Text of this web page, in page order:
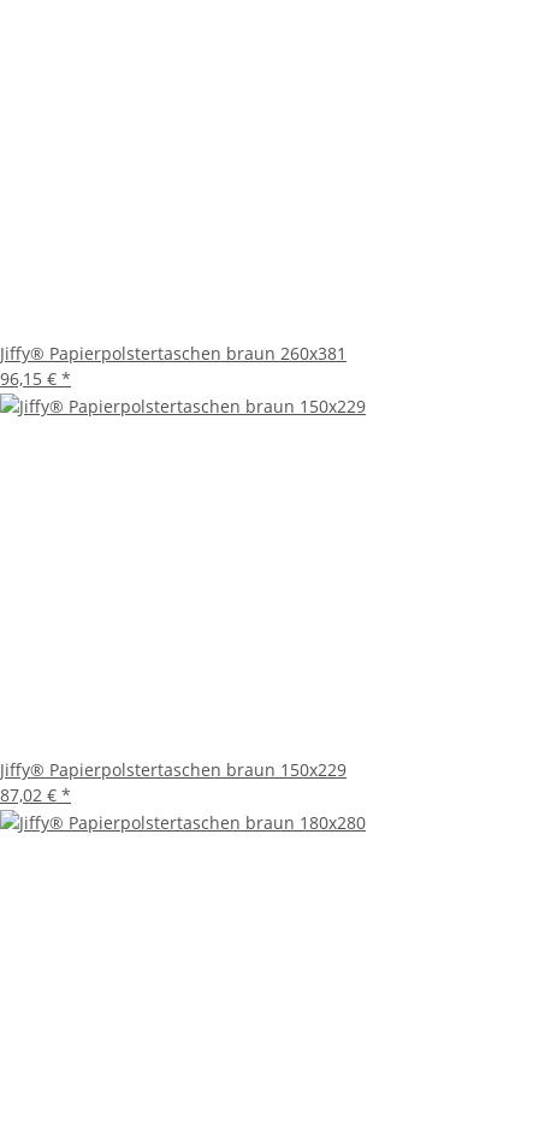
Jiffy® Papierpolstertaschen braun 260x381
96,15 € *
Jiffy® Papierpolstertaschen braun 150x229
87,02 € *